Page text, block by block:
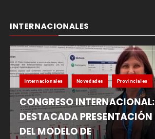
INTERNACIONALES
Internacionales Novedades Provinciales
CONGRESO INTERNACIONAL:
DESTACADA PRESENTACIÓN
DEL MODELO DE